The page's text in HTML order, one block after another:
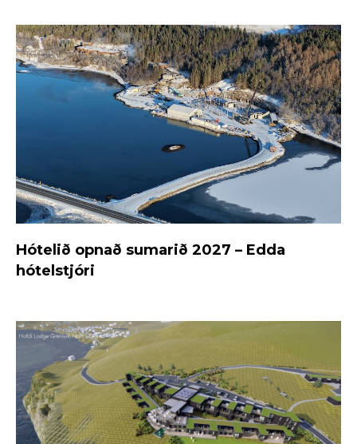
Hótelið opnað sumarið 2027 – Edda
hótelstjóri